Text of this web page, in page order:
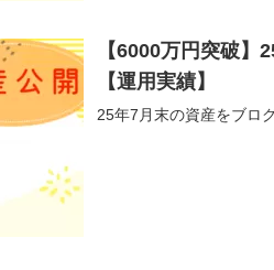
【6000万円突破】
【運用実績】
25年7月末の資産をブロ